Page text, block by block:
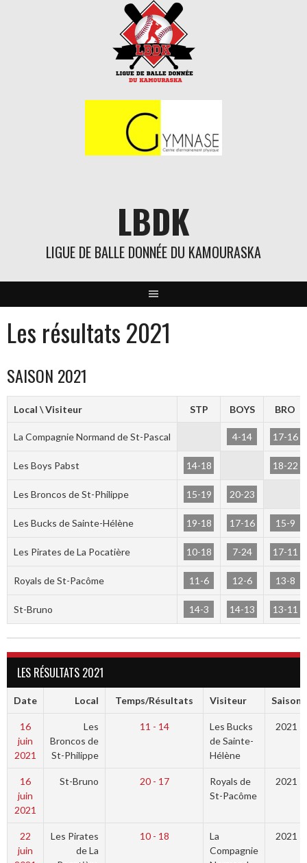
LBDK
LIGUE DE BALLE DONNÉE DU KAMOURASKA
Les résultats 2021
SAISON 2021
Local \ Visiteur STP BOYS BRO
La Compagnie Normand de St-Pascal 4-14 17-16
Les Boys Pabst 14-18 18-22
Les Broncos de St-Philippe 15-19 20-23
Les Bucks de Sainte-Hélène 19-18 17-16 15-9
Les Pirates de La Pocatière 10-18 7-24 17-11
Royals de St-Pacôme 11-6 12-6 13-8
St-Bruno 14-3 14-13 13-11
LES RÉSULTATS 2021
Date Local Temps/Résultats Visiteur Saison
16
juin
2021
Les
Broncos de
St-Philippe
11 - 14
Les Bucks
de Sainte-
Hélène
2021
16
juin
2021
St-Bruno 20 - 17
Royals de
St-Pacôme
2021
22
juin
Les Pirates
de La
10 - 18
La
Compagnie
2021